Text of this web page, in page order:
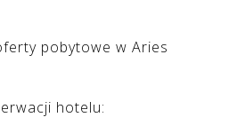
pobytowe w Aries
hotelu: